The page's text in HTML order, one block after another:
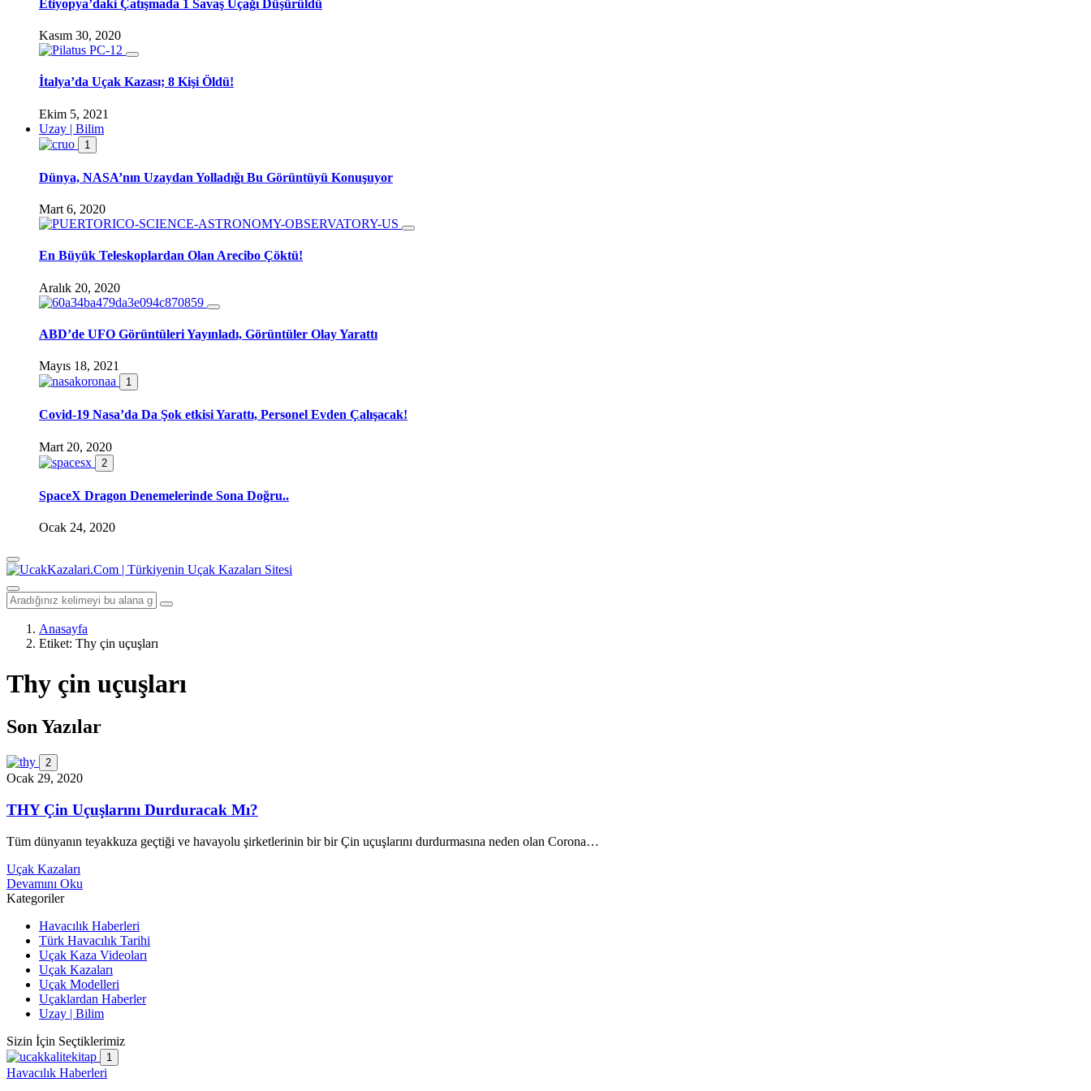
Etiyopya’daki Çatışmada 1 Savaş Uçağı Düşürüldü
Kasım 30, 2020
İtalya’da Uçak Kazası; 8 Kişi Öldü!
Ekim 5, 2021
Uzay | Bilim
1
Dünya, NASA’nın Uzaydan Yolladığı Bu Görüntüyü Konuşuyor
Mart 6, 2020
En Büyük Teleskoplardan Olan Arecibo Çöktü!
Aralık 20, 2020
ABD’de UFO Görüntüleri Yayınladı, Görüntüler Olay Yarattı
Mayıs 18, 2021
1
Covid-19 Nasa’da Da Şok etkisi Yarattı, Personel Evden Çalışacak!
Mart 20, 2020
2
SpaceX Dragon Denemelerinde Sona Doğru..
Ocak 24, 2020
Anasayfa
Etiket: Thy çin uçuşları
Thy çin uçuşları
Son Yazılar
2
Ocak 29, 2020
THY Çin Uçuşlarını Durduracak Mı?
Tüm dünyanın teyakkuza geçtiği ve havayolu şirketlerinin bir bir Çin uçuşlarını durdurmasına neden olan Corona…
Uçak Kazaları
Devamını Oku
Kategoriler
Havacılık Haberleri
Türk Havacılık Tarihi
Uçak Kaza Videoları
Uçak Kazaları
Uçak Modelleri
Uçaklardan Haberler
Uzay | Bilim
Sizin İçin Seçtiklerimiz
1
Havacılık Haberleri